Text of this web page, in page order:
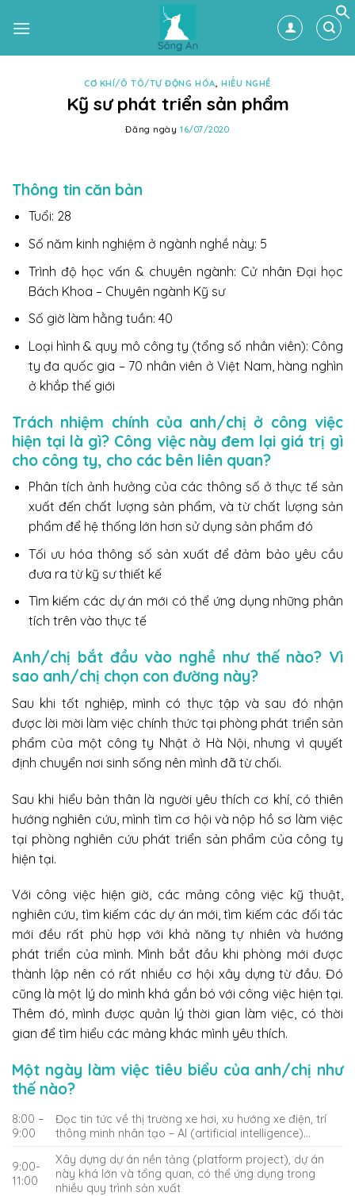
CƠ KHÍ/Ô TÔ/TỰ ĐỘNG HÓA, HIỂU NGHỀ
Kỹ sư phát triển sản phẩm
Đăng ngày 16/07/2020
Thông tin căn bản
Tuổi: 28
Số năm kinh nghiệm ở ngành nghề này: 5
Trình độ học vấn & chuyên ngành: Cử nhân Đại học
Bách Khoa – Chuyên ngành Kỹ sư
Số giờ làm hằng tuần: 40
Loại hình & quy mô công ty (tổng số nhân viên): Công
ty đa quốc gia – 70 nhân viên ở Việt Nam, hàng nghìn
ở khắp thế giới
Trách nhiệm chính của anh/chị ở công việc
hiện tại là gì? Công việc này đem lại giá trị gì
cho công ty, cho các bên liên quan?
Phân tích ảnh hưởng của các thông số ở thực tế sản
xuất đến chất lượng sản phẩm, và từ chất lượng sản
phẩm để hệ thống lớn hơn sử dụng sản phẩm đó
Tối ưu hóa thông số sản xuất để đảm bảo yêu cầu
đưa ra từ kỹ sư thiết kế
Tìm kiếm các dự án mới có thể ứng dụng những phân
tích trên vào thực tế
Anh/chị bắt đầu vào nghề như thế nào? Vì
sao anh/chị chọn con đường này?
Sau khi tốt nghiệp, mình có thực tập và sau đó nhận
được lời mời làm việc chính thức tại phòng phát triển sản
phẩm của một công ty Nhật ở Hà Nội, nhưng vì quyết
định chuyển nơi sinh sống nên mình đã từ chối.
Sau khi hiểu bản thân là người yêu thích cơ khí, có thiên
hướng nghiên cứu, mình tìm cơ hội và nộp hồ sơ làm việc
tại phòng nghiên cứu phát triển sản phẩm của công ty
hiện tại.
Với công việc hiện giờ, các mảng công việc kỹ thuật,
nghiên cứu, tìm kiếm các dự án mới, tìm kiếm các đối tác
mới đều rất phù hợp với khả năng tự nhiên và hướng
phát triển của mình. Mình bắt đầu khi phòng mới được
thành lập nên có rất nhiều cơ hội xây dựng từ đầu. Đó
cũng là một lý do mình khá gắn bó với công việc hiện tại.
Thêm đó, mình được quản lý thời gian làm việc, có thời
gian để tìm hiểu các mảng khác mình yêu thích.
Một ngày làm việc tiêu biểu của anh/chị như
thế nào?
8:00 –
9:00
Đọc tin tức về thị trường xe hơi, xu hướng xe điện, trí
thông minh nhân tạo – AI (artificial intelligence)…
9:00-
11:00
Xây dựng dự án nền tảng (platform project), dự án
này khá lớn và tổng quan, có thể ứng dụng trong
nhiều quy trình sản xuất